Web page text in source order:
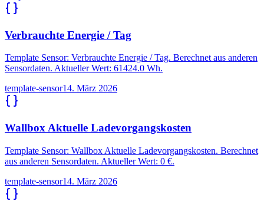
Verbrauchte Energie / Tag
Template Sensor: Verbrauchte Energie / Tag. Berechnet aus anderen
Sensordaten. Aktueller Wert: 61424.0 Wh.
template-sensor14. März 2026
Wallbox Aktuelle Ladevorgangskosten
Template Sensor: Wallbox Aktuelle Ladevorgangskosten. Berechnet
aus anderen Sensordaten. Aktueller Wert: 0 €.
template-sensor14. März 2026